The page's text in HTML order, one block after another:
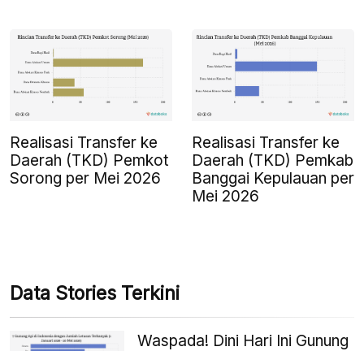
Realisasi Transfer ke
Daerah (TKD) Pemkot
Sorong per Mei 2026
Realisasi Transfer ke
Daerah (TKD) Pemkab
Banggai Kepulauan per
Mei 2026
Data Stories Terkini
Waspada! Dini Hari Ini Gunung